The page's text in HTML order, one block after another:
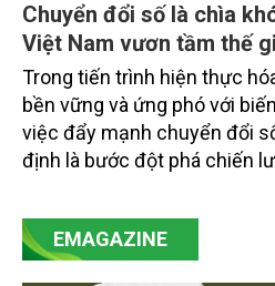
Chuyển đổi số là chìa
Việt Nam vươn tầm thế
Trong tiến trình hiện thực
bền vững và ứng phó với
việc đẩy mạnh chuyển đổi
định là bước đột phá chiến
mạnh mẽ, thúc đẩy quá trình
minh bạch hóa chuỗi cung
EMAGAZINE